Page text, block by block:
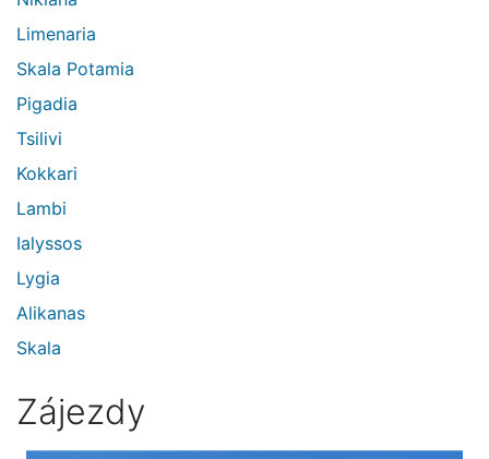
Limenaria
Skala Potamia
Pigadia
Tsilivi
Kokkari
Lambi
Ialyssos
Lygia
Alikanas
Skala
Zájezdy